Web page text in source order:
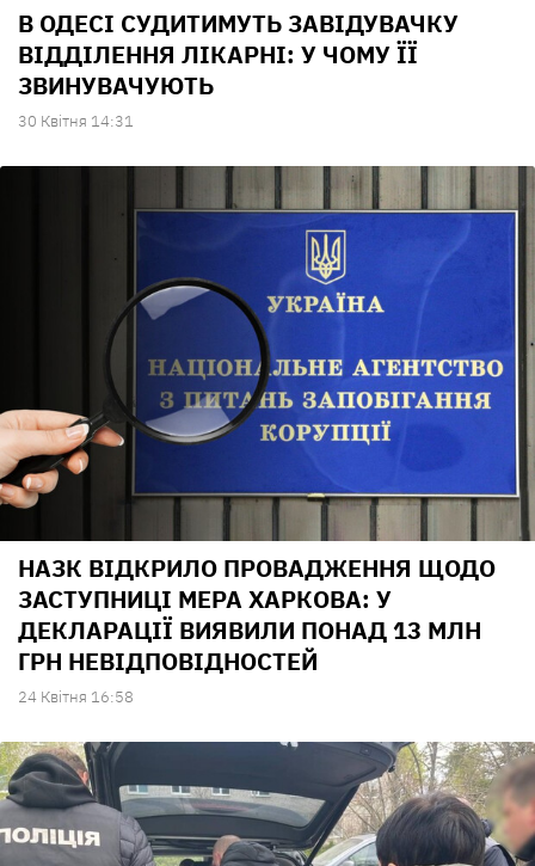
В ОДЕСІ СУДИТИМУТЬ ЗАВІДУВАЧКУ
ВІДДІЛЕННЯ ЛІКАРНІ: У ЧОМУ ЇЇ
ЗВИНУВАЧУЮТЬ
30 Квiтня 14:31
НАЗК ВІДКРИЛО ПРОВАДЖЕННЯ ЩОДО
ЗАСТУПНИЦІ МЕРА ХАРКОВА: У
ДЕКЛАРАЦІЇ ВИЯВИЛИ ПОНАД 13 МЛН
ГРН НЕВІДПОВІДНОСТЕЙ
24 Квiтня 16:58